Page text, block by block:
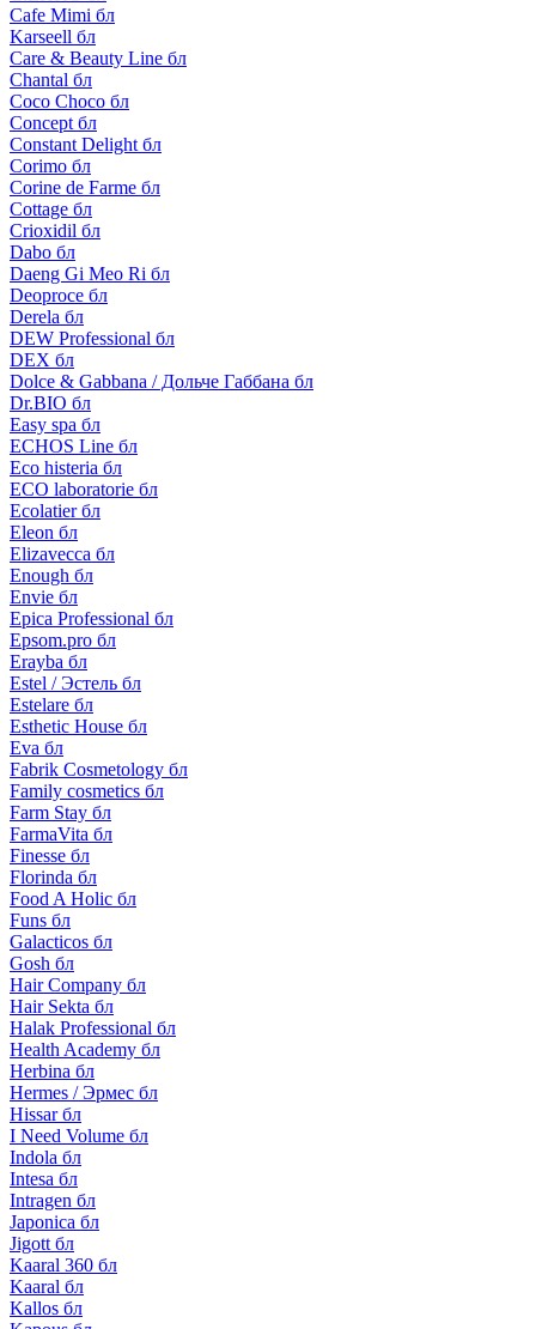
Cafe Mimi бл
Karseell бл
Care & Beauty Line бл
Chantal бл
Coco Choco бл
Concept бл
Constant Delight бл
Corimo бл
Corine de Farme бл
Cottage бл
Crioxidil бл
Dabo бл
Daeng Gi Meo Ri бл
Deoproce бл
Derela бл
DEW Professional бл
DEX бл
Dolce & Gabbana / Дольче Габбана бл
Dr.BIO бл
Easy spa бл
ECHOS Line бл
Eco histeria бл
ECO laboratorie бл
Ecolatier бл
Eleon бл
Elizavecca бл
Enough бл
Envie бл
Epica Professional бл
Epsom.pro бл
Erayba бл
Estel / Эстель бл
Estelare бл
Esthetic House бл
Eva бл
Fabrik Cosmetology бл
Family cosmetics бл
Farm Stay бл
FarmaVita бл
Finesse бл
Florinda бл
Food A Holic бл
Funs бл
Galacticos бл
Gosh бл
Hair Company бл
Hair Sekta бл
Halak Professional бл
Health Academy бл
Herbina бл
Hermes / Эрмес бл
Hissar бл
I Need Volume бл
Indola бл
Intesa бл
Intragen бл
Japonica бл
Jigott бл
Kaaral 360 бл
Kaaral бл
Kallos бл